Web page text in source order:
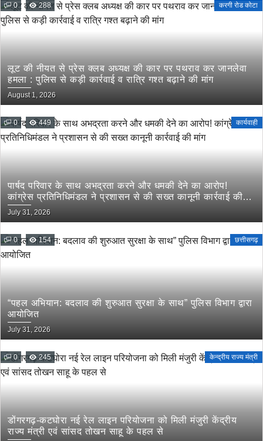
0 288 करगी रोड कोटा
लूट की नीयत से प्रेस क्लब अध्यक्ष की कार पर पथराव कर जानलेवा
हमला : पुलिस से कड़ी कार्रवाई व रात्रि गश्त बढ़ाने की मांग
August 1, 2026
0 449 कार्यवाही
पार्षद परिवार के साथ अभद्रता करने और धमकी देने का आरोप!
कांग्रेस प्रतिनिधिमंडल ने प्रशासन से की सख्त कानूनी कार्रवाई की
मांग
July 31, 2026
0 154 छत्तीसगढ़
“पहल अभियान: बदलाव की शुरुआत सुरक्षा के साथ” पुलिस विभाग द्वारा
आयोजित
July 31, 2026
0 245 केन्द्रीय राज्य मंत्री
डोंगरगढ़-कटघोरा नई रेल लाइन परियोजना को मिली मंजुरी केंद्रीय
राज्य मंत्री एवं सांसद तोखन साहू के पहल से